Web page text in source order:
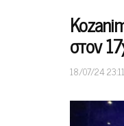
στον
18/07/24 23:11